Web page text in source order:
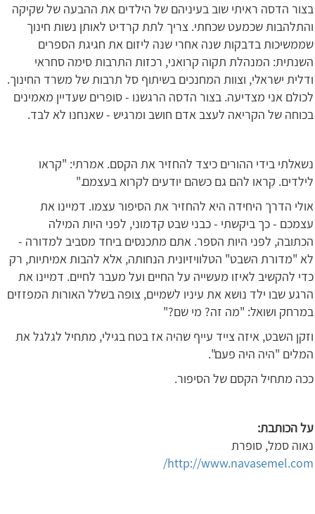
בצור הדסה ראיתי שוב בעיניהם של הילדים את ההבעה של שקיקה
והתלהבות שכמעט שכחתי. צריך לתת קרדיט לאותן נשות חינוך
שממשיכות בדבקות שנה אחרי שנה ליזום את חגיגת הספרים
השנתית: המנהלת תקוה קרואני, רכזות התרבות סימה סחראי
ודלית ישראלי, וצוות המחנכים בשיתוף סל תרבות של משרד החינוך.
לכולם אני מצדיעה. בצור הדסה הרגשנו - סופרים שעדיין מאמינים
בכוחה של הקריאה לעצב אדם חושב ומרגיש - שאנחנו לא לבד.
נשאלתי בידי ההורים כיצד להחזיר את הקסם. אמרתי: "קִראו
לילדים. קִראו להם גם כשהם יודעים לקרוא בעצמם."
אולי הדרך היחידה היא להחזיר את הסיפור עצמו. דמיינו את
עצמכם - כך ביקשתי - כבני שבט קדמוני, לפני היות המילה
הכתובה, לפני היות הספר. אתם מתכנסים ביחד מסביב למדורה -
לא "מדורת השבט" הטלוויזיונית הנחותה, אלא להבות אמיתיות, רק
כדי להקשיב לאיזו מעשייה על החיים ועל מעבר לחיים. דמיינו את
הרגע שבו ילד נושא את עיניו לשמיים, צופה בשלל האורות המפזזים
במרחק ושואל: "מה זה? מי שם?"
וזקן השבט, איזה צייד עייף שהיה אז בטח בגילי, מתחיל לגלגל את
המלים "היה היה פעם".
ככה מתחיל הקסם של הסיפור.
על הכותבת:
נאוה סמל, סופרת
http://www.navasemel.com/